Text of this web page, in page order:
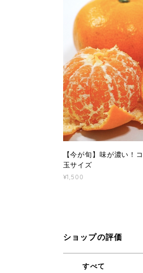
【今が旬】味が濃い！
玉サイズ
¥1,500
ショップの評価
すべて